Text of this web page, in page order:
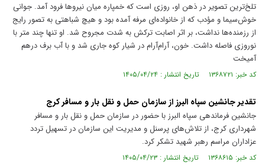
تلخ‌ترین تصویر در ذهن او، روزی است که خمپاره میان نیرو‌ها فرود آمد. جوانی
خوش‌سیما و مؤدب که از خانواده‌ای مرفه آمده بود و هیچ شباهتی به تصور رایج
از رزمنده‌ها نداشت، بر اثر اصابت ترکش به شدت مجروح شد. او تنها چند متر با
نوروزی فاصله داشت. خون، آرام‌آرام در شیار کوه جاری شد و با آب برف درهم
آمیخت
کد خبر: ۱۳۶۸۷۲۱ تاریخ انتشار : ۱۴۰۵/۰۴/۲۴
تقدیر جانشین سپاه البرز از سازمان حمل و نقل بار و مسافر کرج
جانشین فرماندهی سپاه البرز با حضور در سازمان حمل و نقل بار و مسافر
شهرداری کرج، از تلاش‌های پرسنل و مدیریت این سازمان در تسهیل تردد
عزاداران مراسم رهبر شهید تشکر کرد.
کد خبر: ۱۳۶۸۶۱۵ تاریخ انتشار : ۱۴۰۵/۰۴/۲۳